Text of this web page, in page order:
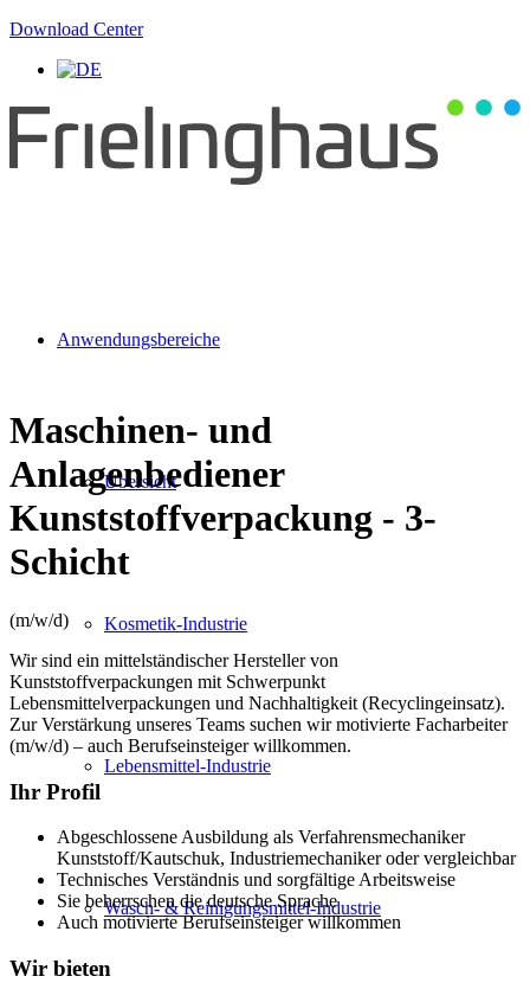
Download Center
Anwendungsbereiche
Übersicht
Kosmetik-Industrie
Lebensmittel-Industrie
Wasch- & Reinigungsmittel-Industrie
Maschinen- und
Anlagenbediener
Kunststoffverpackung - 3-
Schicht
(m/w/d)
Wir sind ein mittelständischer Hersteller von
Kunststoffverpackungen mit Schwerpunkt
Lebensmittelverpackungen und Nachhaltigkeit (Recyclingeinsatz).
Zur Verstärkung unseres Teams suchen wir motivierte Facharbeiter
(m/w/d) – auch Berufseinsteiger willkommen.
Ihr Profil
Abgeschlossene Ausbildung als Verfahrensmechaniker
Kunststoff/Kautschuk, Industriemechaniker oder vergleichbar
Technisches Verständnis und sorgfältige Arbeitsweise
Sie beherrschen die deutsche Sprache
Auch motivierte Berufseinsteiger willkommen
Wir bieten